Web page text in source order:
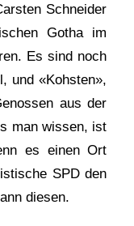
Schneider
Gotha im
Es sind noch
und «Kohsten»,
aus der
man wissen, ist
es einen Ort
SPD den
diesen.